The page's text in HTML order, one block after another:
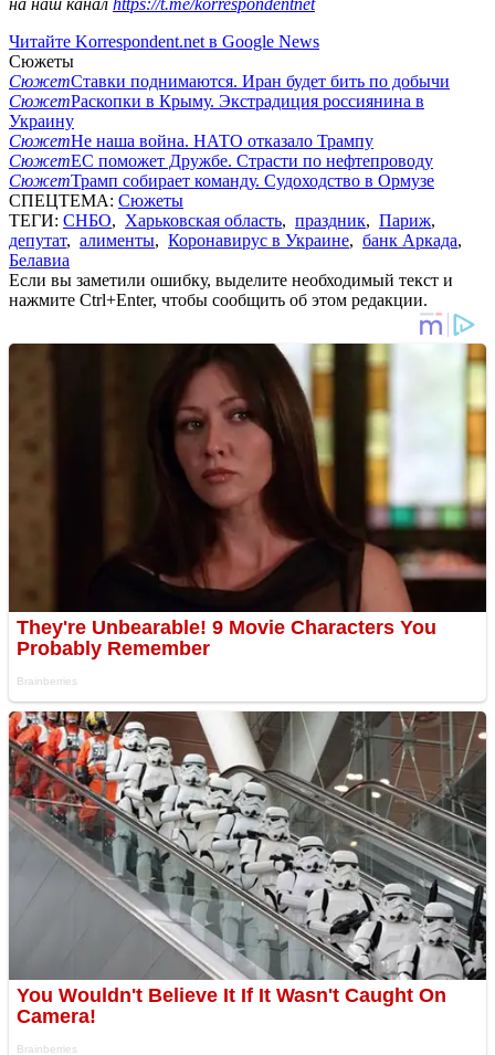
Читайте Korrespondent.net в Google News
Сюжеты
СюжетСтавки поднимаются. Иран будет бить по добычи
СюжетРаскопки в Крыму. Экстрадиция россиянина в
Украину
СюжетНе наша война. НАТО отказало Трампу
СюжетЕС поможет Дружбе. Страсти по нефтепроводу
СюжетТрамп собирает команду. Судоходство в Ормузе
СПЕЦТЕМА: Сюжеты
ТЕГИ: СНБО, Харьковская область, праздник, Париж,
депутат, алименты, Коронавирус в Украине, банк Аркада,
Белавиа
Если вы заметили ошибку, выделите необходимый текст и
нажмите Ctrl+Enter, чтобы сообщить об этом редакции.